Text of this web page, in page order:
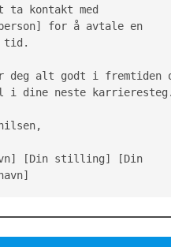
ta kontakt med
for å avtale en
tid.
deg alt godt i fremtiden
dine neste karrieresteg.
[Din stilling] [Din